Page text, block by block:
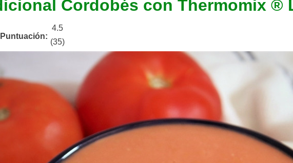
Cordobés con Thermomix ®
Puntuación:
4.5
(35)